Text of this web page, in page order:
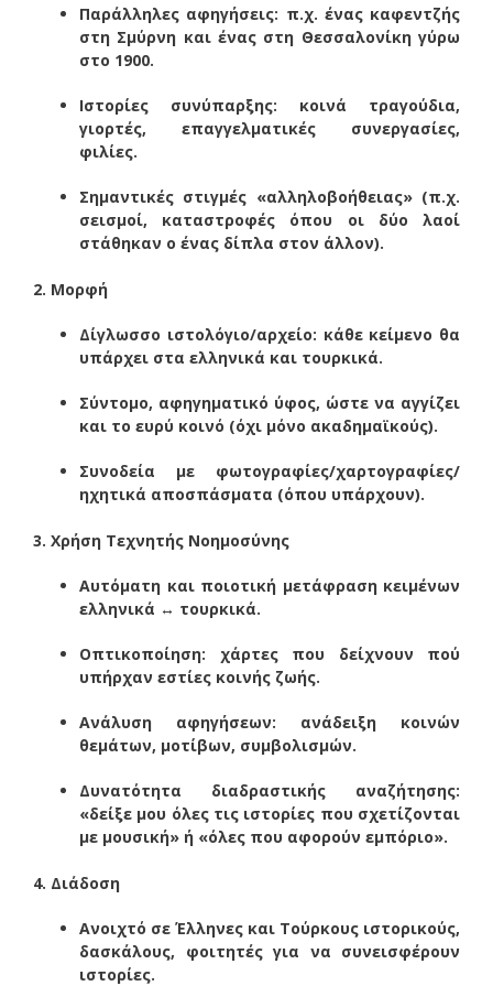
Παράλληλες αφηγήσεις: π.χ. ένας καφεντζής
στη Σμύρνη και ένας στη Θεσσαλονίκη γύρω
στο 1900.
Ιστορίες συνύπαρξης: κοινά τραγούδια,
γιορτές, επαγγελματικές συνεργασίες,
φιλίες.
Σημαντικές στιγμές «αλληλοβοήθειας» (π.χ.
σεισμοί, καταστροφές όπου οι δύο λαοί
στάθηκαν ο ένας δίπλα στον άλλον).
2. Μορφή
Δίγλωσσο ιστολόγιο/αρχείο: κάθε κείμενο θα
υπάρχει στα ελληνικά και τουρκικά.
Σύντομο, αφηγηματικό ύφος, ώστε να αγγίζει
και το ευρύ κοινό (όχι μόνο ακαδημαϊκούς).
Συνοδεία με φωτογραφίες/χαρτογραφίες/
ηχητικά αποσπάσματα (όπου υπάρχουν).
3. Χρήση Τεχνητής Νοημοσύνης
Αυτόματη και ποιοτική μετάφραση κειμένων
ελληνικά ↔ τουρκικά.
Οπτικοποίηση: χάρτες που δείχνουν πού
υπήρχαν εστίες κοινής ζωής.
Ανάλυση αφηγήσεων: ανάδειξη κοινών
θεμάτων, μοτίβων, συμβολισμών.
Δυνατότητα διαδραστικής αναζήτησης:
«δείξε μου όλες τις ιστορίες που σχετίζονται
με μουσική» ή «όλες που αφορούν εμπόριο».
4. Διάδοση
Ανοιχτό σε Έλληνες και Τούρκους ιστορικούς,
δασκάλους, φοιτητές για να συνεισφέρουν
ιστορίες.